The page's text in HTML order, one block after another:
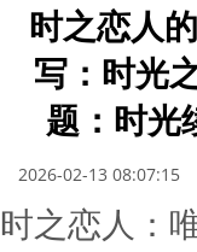
时之恋人
写：时光
题：时
2026-02-13 08:07:15
时之恋人：